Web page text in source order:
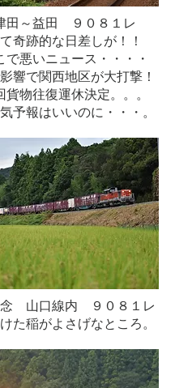
田～益田 ９０８１レ
奇跡的な日差しが！！
で悪いニュース・・・・
響で関西地区が大打撃！
貨物往復運休決定。。。
予報はいいのに・・・。
山口線内 ９０８１レ
た稲がよさげなところ。